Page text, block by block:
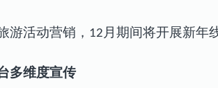
游活动营销 ， 12 月期间将开展新年
多维度宣传